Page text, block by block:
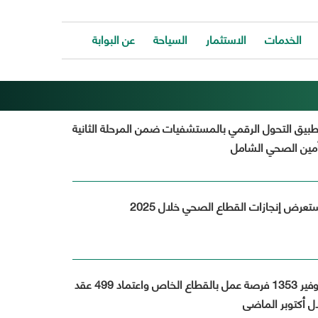
الخدمات
توفر
البوابة
الالكترونية
كافة
لتساعد
للتواصل
الخدمة
بسرعة
وسهولة.
الاستثمار السياحة عن البوابة
التحول الرقمي بالمستشفيات ضمن المرحلة الثانية
الصحي الشامل
إنجازات القطاع الصحي خلال 2025
محافظ المنيا: توفير 1353 فرصة عمل بالقطاع الخاص واعتماد 499 عقد
أكتوبر الماضى